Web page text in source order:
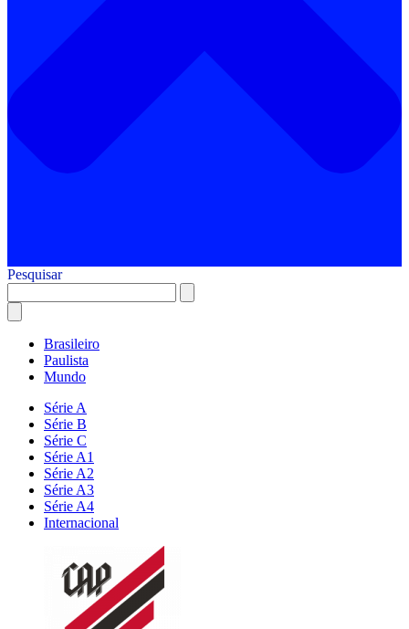
Pesquisar
Brasileiro
Paulista
Mundo
Série A
Série B
Série C
Série A1
Série A2
Série A3
Série A4
Internacional